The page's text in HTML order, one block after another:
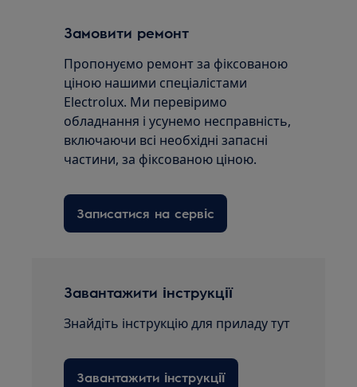
Замовити ремонт
Пропонуємо ремонт за фіксованою
ціною нашими спеціалістами
Electrolux. Ми перевіримо
обладнання і усунемо несправність,
включаючи всі необхідні запасні
частини, за фіксованою ціною.
Записатися на сервіс
Завантажити інструкції
Знайдіть інструкцію для приладу тут
Завантажити інструкції